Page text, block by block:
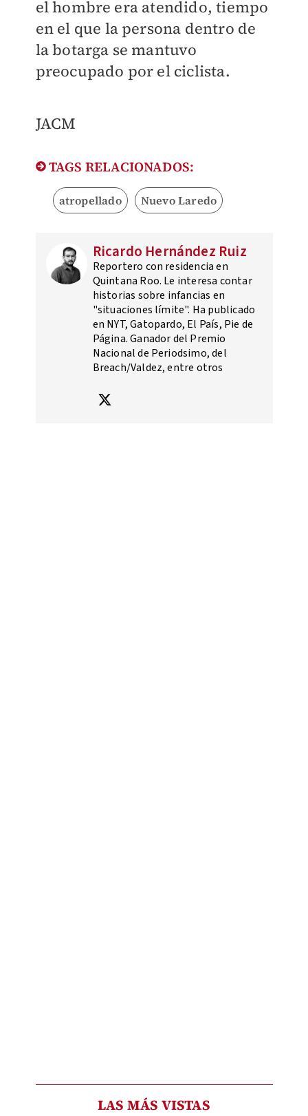
el hombre era atendido, tiempo
en el que la persona dentro de
la botarga se mantuvo
preocupado por el ciclista.
JACM
TAGS RELACIONADOS:
atropellado Nuevo Laredo
Ricardo Hernández Ruiz
Reportero con residencia en
Quintana Roo. Le interesa contar
historias sobre infancias en
"situaciones límite". Ha publicado
en NYT, Gatopardo, El País, Pie de
Página. Ganador del Premio
Nacional de Periodsimo, del
Breach/Valdez, entre otros
LAS MÁS VISTAS